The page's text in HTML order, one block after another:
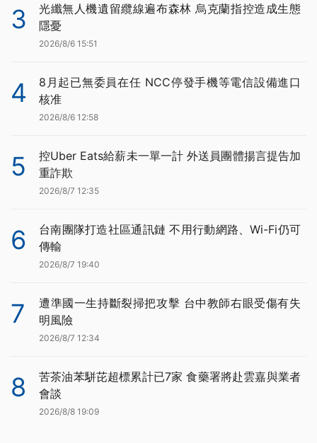
3
光纖無人機遺留纜線遍布森林 烏克蘭指控造成生態
隱憂
2026/8/6 15:51
4
8月起已無委員在任 NCC停發手機等電信設備進口
核准
2026/8/6 12:58
5
控Uber Eats給薪未一單一計 外送員團體揚言提告加
重詐欺
2026/8/7 12:35
6
台南團隊打造社區通訊鏈 不用行動網路、Wi-Fi仍可
傳輸
2026/8/7 19:40
7
遭準國一生持斷裂掃把攻擊 台中教師右眼受傷有失
明風險
2026/8/7 12:34
8
苦茶油苯駢芘超標累計已7家 食藥署將赴雲嘉與業者
會談
2026/8/8 19:09